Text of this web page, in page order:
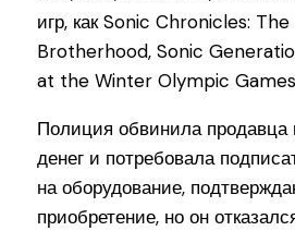
игр, как Sonic Chronicles:
Brotherhood, Sonic
at the Winter Olympic Games
Полиция обвинила продавца
денег и потребовала
на оборудование,
приобретение, но он